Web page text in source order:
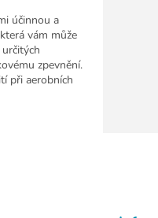
účinnou a
vám může
zpevnění.
při aerobních